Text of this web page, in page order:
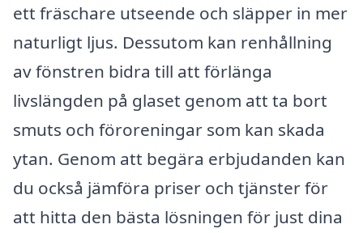
ett fräschare utseende och släpper in mer
naturligt ljus. Dessutom kan renhållning
av fönstren bidra till att förlänga
livslängden på glaset genom att ta bort
smuts och föroreningar som kan skada
ytan. Genom att begära erbjudanden kan
du också jämföra priser och tjänster för
att hitta den bästa lösningen för just dina